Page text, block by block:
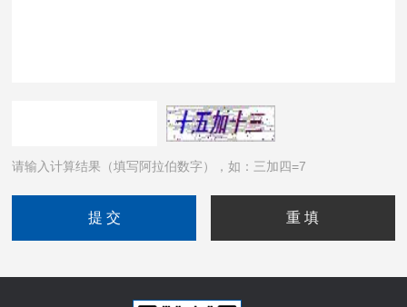
请输入计算结果（填写阿拉伯数字），如：三加四=7